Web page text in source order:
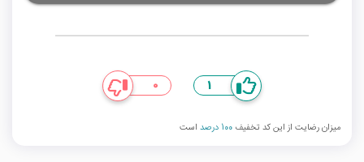
1
0
میزان رضایت از این کد تخفیف 100 درصد است